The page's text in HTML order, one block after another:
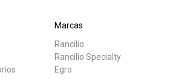
Marcas
Rancilio
Rancilio Specialty
Egro